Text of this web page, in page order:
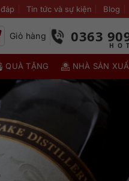
Tin tức và sự kiện Blog
Giỏ hàng 0363
QUÀ TẶNG NHÀ SẢN